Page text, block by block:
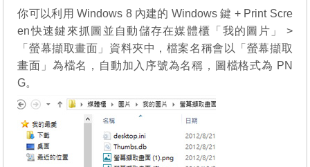
你可以利用 Windows 8 內建的 Windows 鍵 + Print Scre
en快速鍵來抓圖並自動儲存在媒體櫃「我的圖片」 >
「螢幕擷取畫面」資料夾中，檔案名稱會以「螢幕擷取
畫面」為檔名，自動加入序號為名稱，圖檔格式為 PN
G。